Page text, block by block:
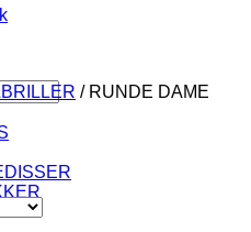
/RUNDE DAME